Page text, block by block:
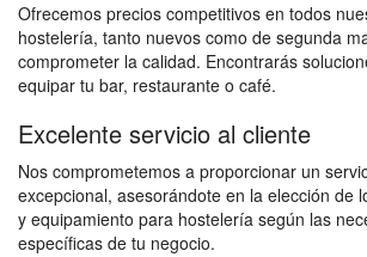
Ofrecemos precios competitivos en todos
hostelería, tanto nuevos como de segunda
comprometer la calidad. Encontrarás
equipar tu bar, restaurante o café.
Excelente servicio al cliente
Nos comprometemos a proporcionar un
excepcional, asesorándote en la elección de
y equipamiento para hostelería según las
específicas de tu negocio.